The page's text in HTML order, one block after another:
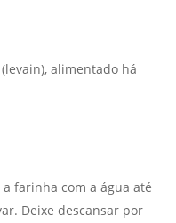
alimentado há
farinha com a água até
Deixe descansar por